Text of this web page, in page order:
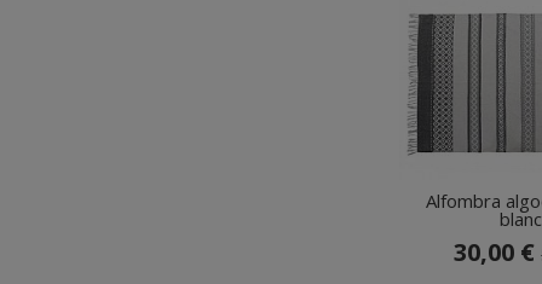
Alfombra
30,00 €